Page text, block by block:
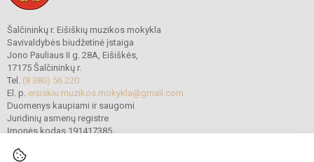
Šalčininkų r. Eišiškių muzikos mokykla
Savivaldybės biudžetinė įstaiga
Jono Pauliaus II g. 28A, Eišiškės,
17175 Šalčininkų r.
Tel. (8 380) 56 220
El. p. eisiskiu.muzikos.mokykla@gmail.com
Duomenys kaupiami ir saugomi
Juridinių asmenų registre
Įmonės kodas 191417385